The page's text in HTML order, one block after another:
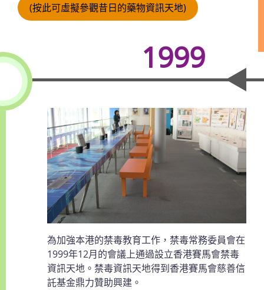
(按此可虛擬參觀昔日的藥物資訊天地)
1999
為加強本港的禁毒教育工作，禁毒常務委員會在
1999年12月的會議上通過設立香港賽馬會禁毒
資訊天地。禁毒資訊天地得到香港賽馬會慈善信
託基金鼎力贊助興建。